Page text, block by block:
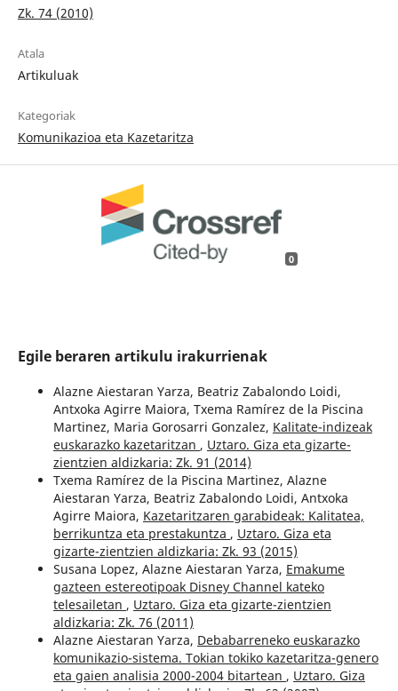
Zk. 74 (2010)
Atala
Artikuluak
Kategoriak
Komunikazioa eta Kazetaritza
0
Egile beraren artikulu irakurrienak
Alazne Aiestaran Yarza, Beatriz Zabalondo Loidi,
Antxoka Agirre Maiora, Txema Ramírez de la Piscina
Martinez, Maria Gorosarri Gonzalez, Kalitate-indizeak
euskarazko kazetaritzan , Uztaro. Giza eta gizarte-
zientzien aldizkaria: Zk. 91 (2014)
Txema Ramírez de la Piscina Martinez, Alazne
Aiestaran Yarza, Beatriz Zabalondo Loidi, Antxoka
Agirre Maiora, Kazetaritzaren garabideak: Kalitatea,
berrikuntza eta prestakuntza , Uztaro. Giza eta
gizarte-zientzien aldizkaria: Zk. 93 (2015)
Susana Lopez, Alazne Aiestaran Yarza, Emakume
gazteen estereotipoak Disney Channel kateko
telesailetan , Uztaro. Giza eta gizarte-zientzien
aldizkaria: Zk. 76 (2011)
Alazne Aiestaran Yarza, Debabarreneko euskarazko
komunikazio-sistema. Tokian tokiko kazetaritza-genero
eta gaien analisia 2000-2004 bitartean , Uztaro. Giza